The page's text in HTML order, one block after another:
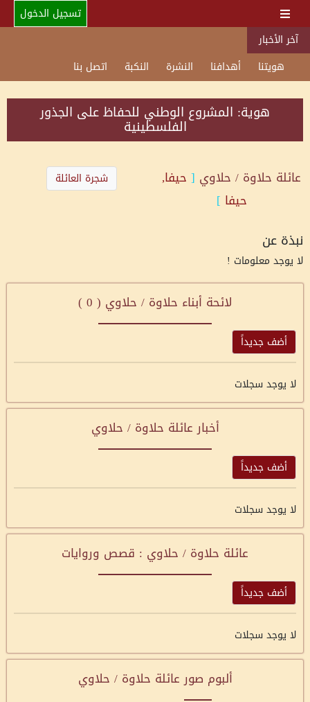
تسجيل الدخول
آخر الأخبار
هويتنا
أهدافنا النشرة النكبة اتصل بنا
هوية: المشروع الوطني للحفاظ على الجذور
الفلسطينية
عائلة حلاوة / حلاوي [ حيفا,
حيفا ]
شجرة العائلة
نبذة عن
لا يوجد معلومات !
لائحة أبناء حلاوة / حلاوي ( 0
)
أضف جديداً
لا يوجد سجلات
أخبار عائلة حلاوة / حلاوي
أضف جديداً
لا يوجد سجلات
عائلة حلاوة / حلاوي : قصص وروايات
أضف جديداً
لا يوجد سجلات
ألبوم صور عائلة حلاوة / حلاوي